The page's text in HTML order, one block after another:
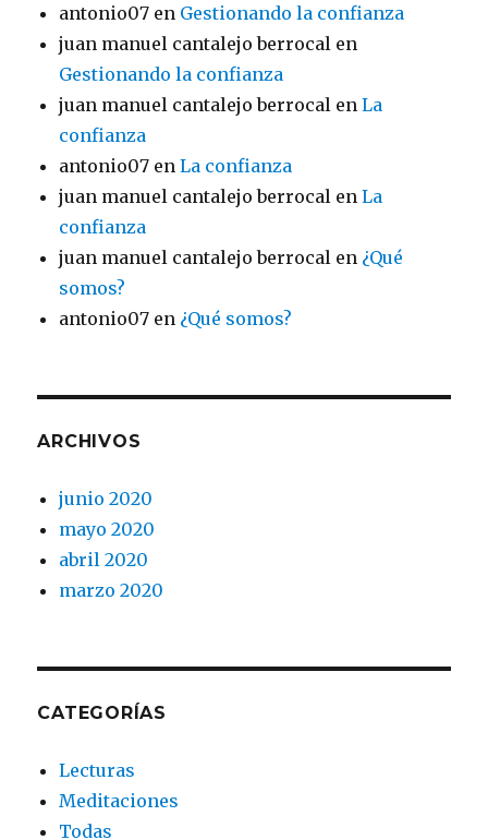
antonio07 en Gestionando la confianza
juan manuel cantalejo berrocal en
Gestionando la confianza
juan manuel cantalejo berrocal enLa
confianza
antonio07 enLa confianza
juan manuel cantalejo berrocal enLa
confianza
juan manuel cantalejo berrocal en ¿Qué
somos?
antonio07 en ¿Qué somos?
ARCHIVOS
junio 2020
mayo 2020
abril 2020
marzo 2020
CATEGORÍAS
Lecturas
Meditaciones
Todas